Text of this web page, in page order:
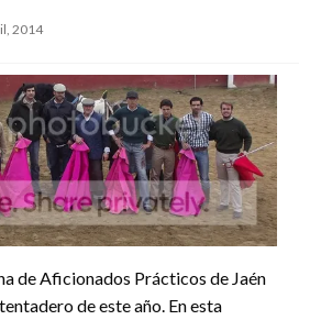
2014
de Aficionados Prácticos de Jaén
de este año. En esta